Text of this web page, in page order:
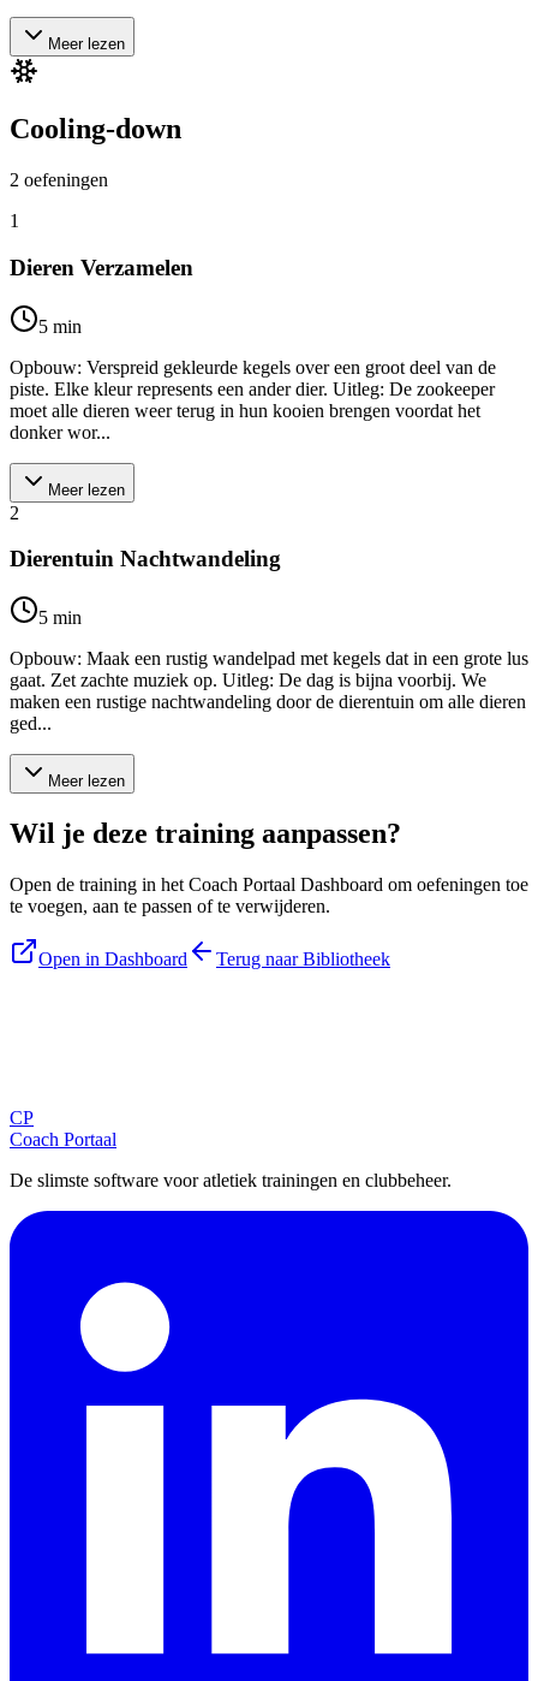
Meer lezen
Cooling-down
2 oefeningen
1
Dieren Verzamelen
5 min
Opbouw: Verspreid gekleurde kegels over een groot deel van de
piste. Elke kleur represents een ander dier. Uitleg: De zookeeper
moet alle dieren weer terug in hun kooien brengen voordat het
donker wor...
Meer lezen
2
Dierentuin Nachtwandeling
5 min
Opbouw: Maak een rustig wandelpad met kegels dat in een grote lus
gaat. Zet zachte muziek op. Uitleg: De dag is bijna voorbij. We
maken een rustige nachtwandeling door de dierentuin om alle dieren
ged...
Meer lezen
Wil je deze training aanpassen?
Open de training in het Coach Portaal Dashboard om oefeningen toe
te voegen, aan te passen of te verwijderen.
Open in Dashboard Terug naar Bibliotheek
CP
Coach Portaal
De slimste software voor atletiek trainingen en clubbeheer.